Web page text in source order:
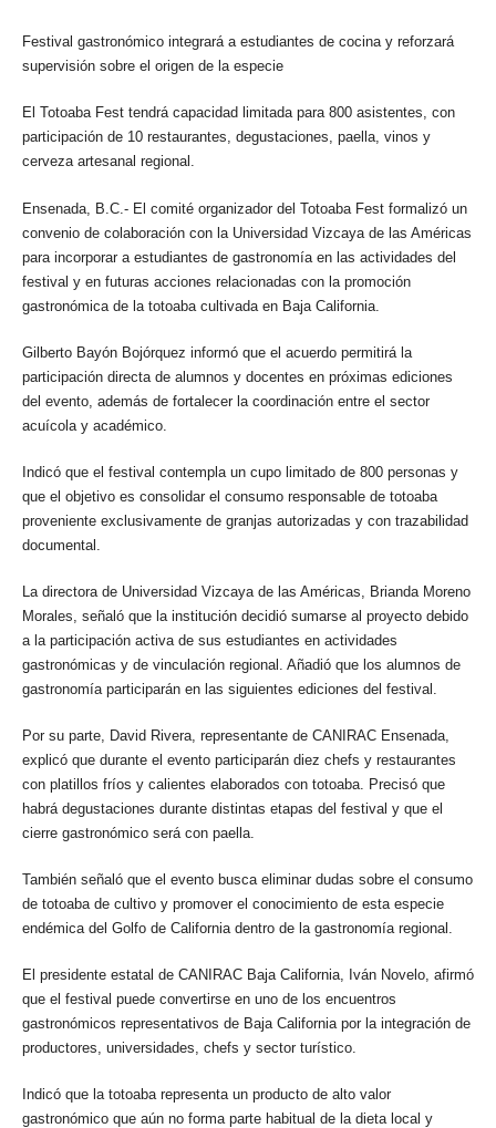
Festival gastronómico integrará a estudiantes de cocina y reforzará
supervisión sobre el origen de la especie
El Totoaba Fest tendrá capacidad limitada para 800 asistentes, con
participación de 10 restaurantes, degustaciones, paella, vinos y
cerveza artesanal regional.
Ensenada, B.C.- El comité organizador del Totoaba Fest formalizó un
convenio de colaboración con la Universidad Vizcaya de las Américas
para incorporar a estudiantes de gastronomía en las actividades del
festival y en futuras acciones relacionadas con la promoción
gastronómica de la totoaba cultivada en Baja California.
Gilberto Bayón Bojórquez informó que el acuerdo permitirá la
participación directa de alumnos y docentes en próximas ediciones
del evento, además de fortalecer la coordinación entre el sector
acuícola y académico.
Indicó que el festival contempla un cupo limitado de 800 personas y
que el objetivo es consolidar el consumo responsable de totoaba
proveniente exclusivamente de granjas autorizadas y con trazabilidad
documental.
La directora de Universidad Vizcaya de las Américas, Brianda Moreno
Morales, señaló que la institución decidió sumarse al proyecto debido
a la participación activa de sus estudiantes en actividades
gastronómicas y de vinculación regional. Añadió que los alumnos de
gastronomía participarán en las siguientes ediciones del festival.
Por su parte, David Rivera, representante de CANIRAC Ensenada,
explicó que durante el evento participarán diez chefs y restaurantes
con platillos fríos y calientes elaborados con totoaba. Precisó que
habrá degustaciones durante distintas etapas del festival y que el
cierre gastronómico será con paella.
También señaló que el evento busca eliminar dudas sobre el consumo
de totoaba de cultivo y promover el conocimiento de esta especie
endémica del Golfo de California dentro de la gastronomía regional.
El presidente estatal de CANIRAC Baja California, Iván Novelo, afirmó
que el festival puede convertirse en uno de los encuentros
gastronómicos representativos de Baja California por la integración de
productores, universidades, chefs y sector turístico.
Indicó que la totoaba representa un producto de alto valor
gastronómico que aún no forma parte habitual de la dieta local y